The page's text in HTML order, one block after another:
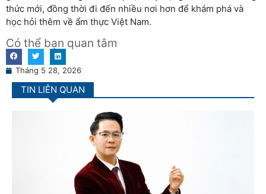
thức mới, đồng thời đi đến nhiều nơi hơn để khám phá và
học hỏi thêm về ẩm thực Việt Nam.
Có thể bạn quan tâm
Tháng 5 28, 2026
TIN LIÊN QUAN